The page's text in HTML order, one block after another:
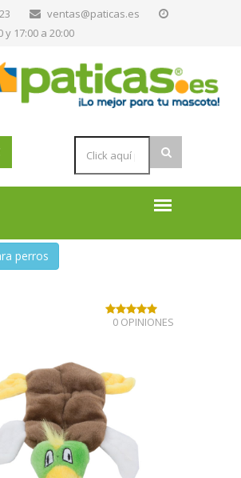
ventas@paticas.es
y 17:00 a 20:00
perros
0 OPINIONES